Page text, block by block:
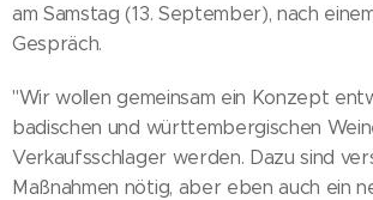
am Samstag (13. September), nach
Gespräch.
"Wir wollen gemeinsam ein Konzept
badischen und württembergischen
Verkaufsschlager werden. Dazu sind
Maßnahmen nötig, aber eben auch ein